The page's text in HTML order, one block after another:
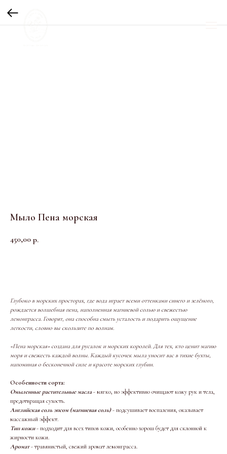
Мыло Пена морская
450,00 р.
Глубоко в морских просторах, где вода играет всеми оттенками синего и зелёного,
рождается волшебная пена, наполненная магниевой солью и свежестью
лемонграсса. Говорят, она способна смыть усталость и подарить ощущение
легкости, словно вы скользите по волнам.
«Пена морская» создана для русалок и морских королей. Для тех, кто ценит магию
моря и свежесть каждой волны. Каждый кусочек мыла уносит вас в тихие бухты,
напоминая о бесконечной силе и красоте морских глубин.
Особенности сорта:
Омыленные растительные масла - мягко, но эффективно очищают кожу рук и тела,
предотвращая сухость.
Английская соль эпсом (магниевая соль)- подсушивает воспаления, оказывает
массажный эффект.
Тип кожи- подходит для всех типов кожи, особенно хорош будет для склонной к
жирности кожи.
Аромат- травянистый, свежий аромат лемонграсса.